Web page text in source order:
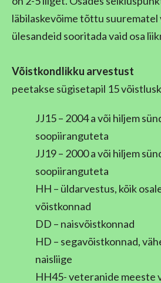
läbilaskevõime tõttu suurematel
ülesandeid sooritada vaid osa
Võistkondlikku arvestust
peetakse sügisetapil 15
JJ15 – 2004 a või hiljem
soopiiranguteta
JJ19 – 2000 a või hiljem
soopiiranguteta
HH – üldarvestus, kõik
võistkonnad
DD – naisvõistkonnad
HD – segavõistkonnad,
naisliige
HH45- veteranide meeste